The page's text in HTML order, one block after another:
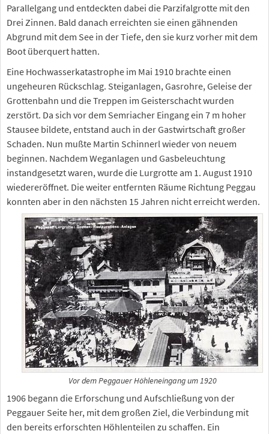
Parallelgang und entdeckten dabei die Parzifalgrotte mit den
Drei Zinnen. Bald danach erreichten sie einen gähnenden
Abgrund mit dem See in der Tiefe, den sie kurz vorher mit dem
Boot überquert hatten.
Eine Hochwasserkatastrophe im Mai 1910 brachte einen
ungeheuren Rückschlag. Steiganlagen, Gasrohre, Geleise der
Grottenbahn und die Treppen im Geisterschacht wurden
zerstört. Da sich vor dem Semriacher Eingang ein 7 m hoher
Stausee bildete, entstand auch in der Gastwirtschaft großer
Schaden. Nun mußte Martin Schinnerl wieder von neuem
beginnen. Nachdem Weganlagen und Gasbeleuchtung
instandgesetzt waren, wurde die Lurgrotte am 1. August 1910
wiedereröffnet. Die weiter entfernten Räume Richtung Peggau
konnten aber in den nächsten 15 Jahren nicht erreicht werden.
Vor dem Peggauer Höhleneingang um 1920
1906 begann die Erforschung und Aufschließung von der
Peggauer Seite her, mit dem großen Ziel, die Verbindung mit
den bereits erforschten Höhlenteilen zu schaffen. Ein